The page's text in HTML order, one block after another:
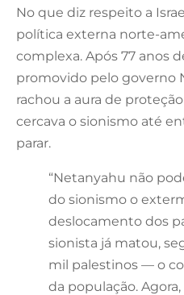
No que diz respeito a
política externa norte-
complexa. Após 77 anos
promovido pelo governo
rachou a aura de
cercava o sionismo até
parar.
“Netanyahu não
do sionismo o
deslocamento dos
sionista já matou,
mil palestinos — o
da população.